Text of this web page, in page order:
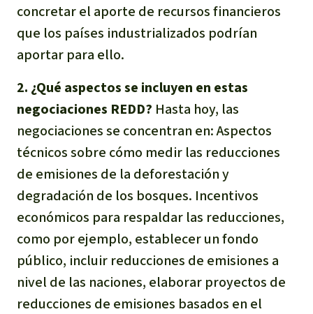
Indígena
Granjas Industriales
Para niñas y niños
Defensoras y Defensores
concretar el aporte de recursos financieros
que los países industrializados podrían
aportar para ello.
2. ¿Qué aspectos se incluyen en estas
negociaciones REDD? Hasta hoy, las
negociaciones se concentran en: Aspectos
técnicos sobre cómo medir las reducciones
de emisiones de la deforestación y
degradación de los bosques. Incentivos
económicos para respaldar las reducciones,
como por ejemplo, establecer un fondo
público, incluir reducciones de emisiones a
nivel de las naciones, elaborar proyectos de
reducciones de emisiones basados en el